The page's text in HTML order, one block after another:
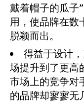
戴着帽子的瓜子
用，使品牌在数
脱颖而出。
得益于设计
场提升到了更高
市场上的竞争对
的品牌却寥寥无